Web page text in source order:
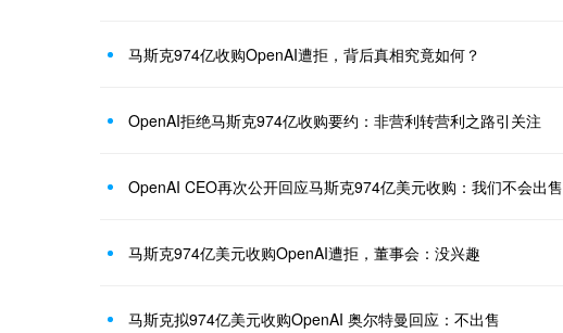
马斯克974亿收购OpenAI遭拒，背后真相究竟如何？
OpenAI拒绝马斯克974亿收购要约：非营利转营利之路引关注
OpenAI CEO再次公开回应马斯克974亿美元收购：我们不会出售
马斯克974亿美元收购OpenAI遭拒，董事会：没兴趣
马斯克拟974亿美元收购OpenAI 奥尔特曼回应：不出售